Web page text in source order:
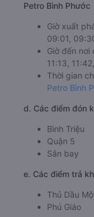
Petro Bình Phước
Giờ xuất
09:01,
Giờ đến nơi
11:13,
Thời gian
Petro Bình
d. Các điểm đón
Bình Triệu
Quận 5
Sân bay
e. Các điểm trả
Thủ Dầu
Phú Giáo